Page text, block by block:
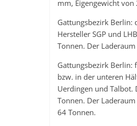
mm, Eigengewicht
Gattungsbezirk Berlin:
Hersteller SGP und
Tonnen. Der
Gattungsbezirk Berlin:
bzw. in der unteren
Uerdingen und Talbot.
Tonnen. Der
64 Tonnen.